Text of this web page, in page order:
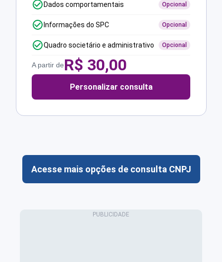
Dados comportamentais Opcional
Informações do SPC Opcional
Quadro societário e administrativo Opcional
A partir deR$ 30,00
Personalizar consulta
Acesse mais opções de consulta CNPJ